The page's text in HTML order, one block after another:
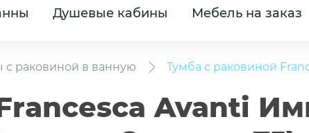
Душевые кабины Мебель на заказ
с раковиной в ванную Тумба с раковиной
Avanti